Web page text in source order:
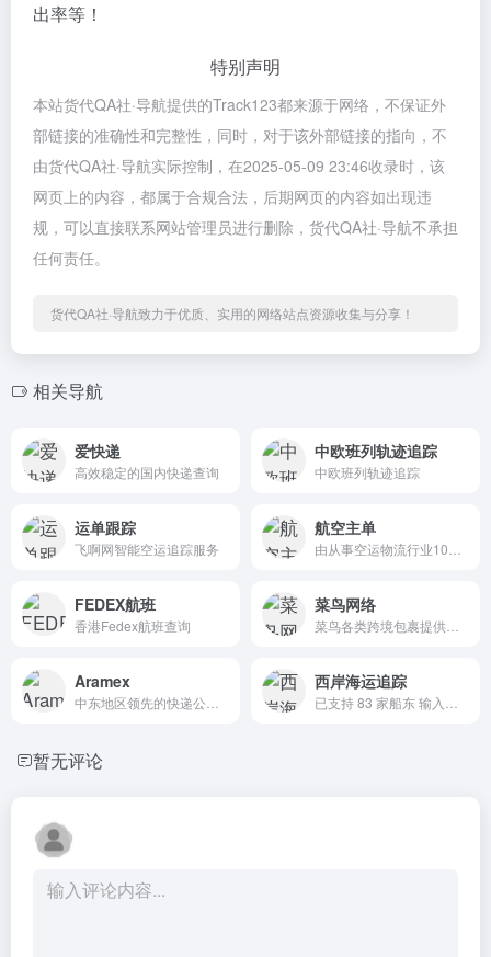
出率等！
特别声明
本站货代QA社·导航提供的Track123都来源于网络，不保证外
部链接的准确性和完整性，同时，对于该外部链接的指向，不
由货代QA社·导航实际控制，在2025-05-09 23:46收录时，该
网页上的内容，都属于合规合法，后期网页的内容如出现违
规，可以直接联系网站管理员进行删除，货代QA社·导航不承担
任何责任。
货代QA社·导航致力于优质、实用的网络站点资源收集与分享！
相关导航
爱快递
高效稳定的国内快递查询
中欧班列轨迹追踪
中欧班列轨迹追踪
运单跟踪
飞啊网智能空运追踪服务
航空主单
FEDEX航班
香港Fedex航班查询
菜鸟网络
Aramex 西岸海运追踪
暂无评论